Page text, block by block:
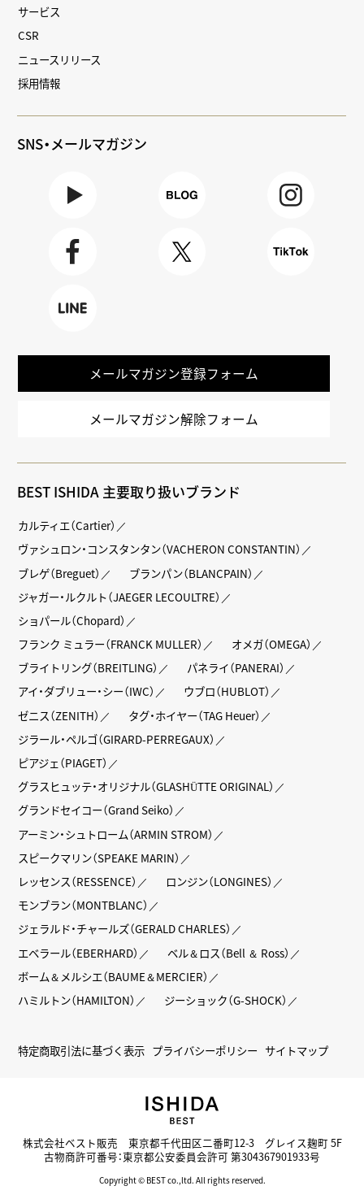
サービス
CSR
ニュースリリース
採用情報
SNS・メールマガジン
メールマガジン登録フォーム
メールマガジン解除フォーム
BEST ISHIDA 主要取り扱いブランド
カルティエ（Cartier）
ヴァシュロン・コンスタンタン（VACHERON CONSTANTIN）
ブレゲ（Breguet）
ブランパン（BLANCPAIN）
ジャガー・ルクルト（JAEGER LECOULTRE）
ショパール（Chopard）
フランク ミュラー（FRANCK MULLER）
オメガ（OMEGA）
ブライトリング（BREITLING）
パネライ（PANERAI）
アイ・ダブリュー・シー（IWC）
ウブロ（HUBLOT）
ゼニス（ZENITH）
タグ・ホイヤー（TAG Heuer）
ジラール・ペルゴ（GIRARD-PERREGAUX）
ピアジェ（PIAGET）
グラスヒュッテ・オリジナル（GLASHÜTTE ORIGINAL）
グランドセイコー（Grand Seiko）
アーミン・シュトローム（ARMIN STROM）
スピークマリン（SPEAKE MARIN）
レッセンス（RESSENCE）
ロンジン（LONGINES）
モンブラン（MONTBLANC）
ジェラルド・チャールズ（GERALD CHARLES）
エベラール（EBERHARD）
ベル＆ロス（Bell ＆ Ross）
ボーム＆メルシエ（BAUME＆MERCIER）
ハミルトン（HAMILTON）
ジーショック（G-SHOCK）
特定商取引法に基づく表示 プライバシーポリシー サイトマップ
株式会社ベスト販売 東京都千代田区二番町12-3 グレイス麹町 5F
古物商許可番号：東京都公安委員会許可 第304367901933号
Copyright © BEST co.,ltd. All rights reserved.